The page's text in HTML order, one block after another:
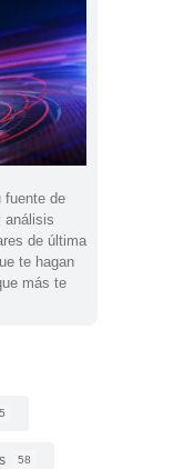
fuente de
análisis
de última
te hagan
más te
58